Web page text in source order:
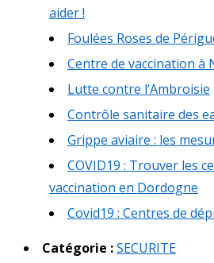
aider !
Foulées Roses de
Centre de vaccination à
Lutte contre l’Ambroisie
Contrôle sanitaire des
Grippe aviaire : les
COVID19 : Trouver les
vaccination en Dordogne
Covid19 : Centres de
Catégorie :SECURITE